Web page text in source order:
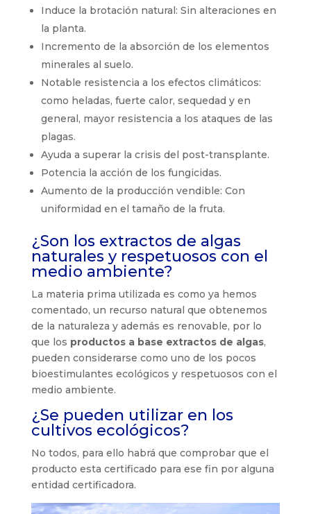
Induce la brotación natural: Sin alteraciones en
la planta.
Incremento de la absorción de los elementos
minerales al suelo.
Notable resistencia a los efectos climáticos:
como heladas, fuerte calor, sequedad y en
general, mayor resistencia a los ataques de las
plagas.
Ayuda a superar la crisis del post-transplante.
Potencia la acción de los fungicidas.
Aumento de la producción vendible: Con
uniformidad en el tamaño de la fruta.
¿Son los extractos de algas
naturales y respetuosos con el
medio ambiente?
La materia prima utilizada es como ya hemos
comentado, un recurso natural que obtenemos
de la naturaleza y además es renovable, por lo
que los productos a base extractos de algas,
pueden considerarse como uno de los pocos
bioestimulantes ecológicos y respetuosos con el
medio ambiente.
¿Se pueden utilizar en los
cultivos ecológicos?
No todos, para ello habrá que comprobar que el
producto esta certificado para ese fin por alguna
entidad certificadora.